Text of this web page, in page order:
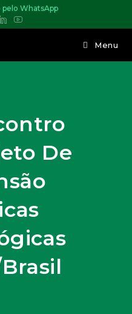
WhatsApp
Menu
De